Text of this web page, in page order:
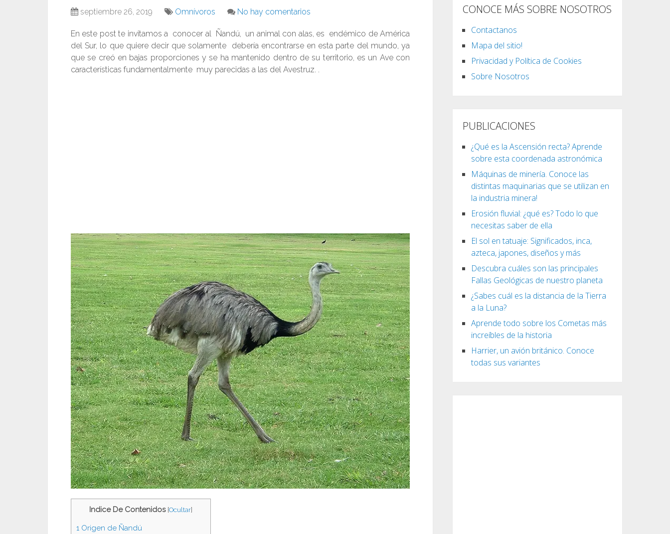
septiembre 26, 2019 Omnívoros No hay comentarios
En este post te invitamos a conocer al Ñandú, un animal con alas, es endémico de América
del Sur, lo que quiere decir que solamente debería encontrarse en esta parte del mundo, ya
que se creó en bajas proporciones y se ha mantenido dentro de su territorio, es un Ave con
características fundamentalmente muy parecidas a las del Avestruz. .
Indice De Contenidos [Ocultar]
1 Origen de Ñandú
CONOCE MÁS SOBRE NOSOTROS
Contactanos
Mapa del sitio!
Privacidad y Política de Cookies
Sobre Nosotros
PUBLICACIONES
¿Qué es la Ascensión recta? Aprende
sobre esta coordenada astronómica
Máquinas de minería. Conoce las
distintas maquinarias que se utilizan en
la industria minera!
Erosión fluvial: ¿qué es? Todo lo que
necesitas saber de ella
El sol en tatuaje: Significados, inca,
azteca, japones, diseños y más
Descubra cuáles son las principales
Fallas Geológicas de nuestro planeta
¿Sabes cuál es la distancia de la Tierra
a la Luna?
Aprende todo sobre los Cometas más
increíbles de la historia
Harrier, un avión británico. Conoce
todas sus variantes